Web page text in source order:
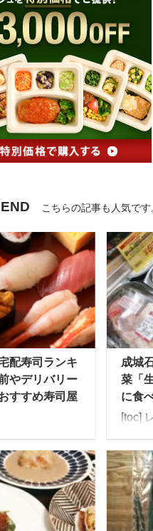
こちらの記事も人気です
配寿司ランキ
やデリバリー
すすめ寿司屋
や日本人のみ
中の人に愛さ
となっていま
外国人に人気の
しては、日本
成城
菜「
に食
[toc]
を求
へ ス
城石
ン、
菜、